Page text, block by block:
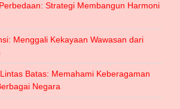
Strategi Membangun Harmoni
Menggali Kekayaan Wawasan dari
Batas: Memahami Keberagaman
Negara